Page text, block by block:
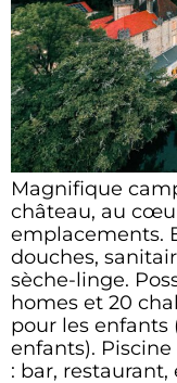
Magnifique
château, au
emplacements.
douches,
sèche-linge.
homes et 20
pour les enfants
enfants).
: bar,